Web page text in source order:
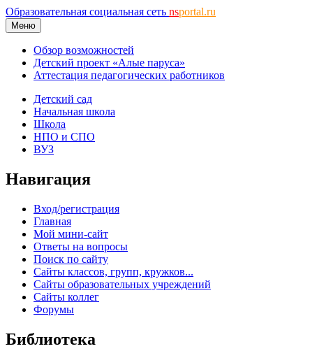
Образовательная социальная сеть nsportal.ru
Меню
Обзор возможностей
Детский проект «Алые паруса»
Аттестация педагогических работников
Детский сад
Начальная школа
Школа
НПО и СПО
ВУЗ
Навигация
Вход/регистрация
Главная
Мой мини-сайт
Ответы на вопросы
Поиск по сайту
Сайты классов, групп, кружков...
Сайты образовательных учреждений
Сайты коллег
Форумы
Библиотека